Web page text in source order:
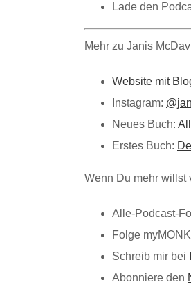
Lade den
Mehr zu Janis
Website mit
Instagram:
Neues Buch:
Erstes Buch:
Wenn Du mehr willst
Alle-Podcast-
Folge
Schreib mir bei
Abonniere den